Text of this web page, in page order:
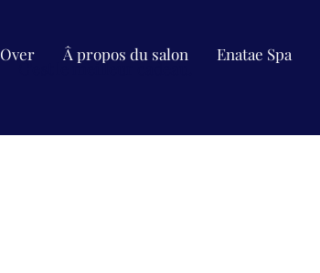
Over Â propos du salon Enatae Spa
C'est le meilleur cadeau.